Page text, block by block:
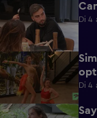
0:34
Di 4
0:34
Di 4
0:41